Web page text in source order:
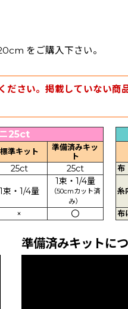
をご購入下さい。
さい。掲載していない商
25ct
標準キット
準備済みキッ
ト
25ct 25ct
1束・1/4量
1束・1/4量
（50cmカット済
み）
× 〇
布
糸
布
準備済みキットに